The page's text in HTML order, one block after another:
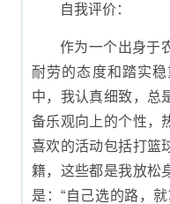
自我评价：
作为一个出身于
耐劳的态度和踏实
中，我认真细致，总
备乐观向上的个性，
喜欢的活动包括打篮
籍，这些都是我放松
是：“自己选的路，